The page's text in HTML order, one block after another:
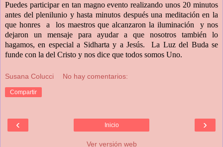
Puedes participar en tan magno evento realizando unos 20 minutos
antes del plenilunio y hasta minutos después una meditación en la
que honres a los maestros que alcanzaron la iluminación y nos
dejaron un mensaje para ayudar a que nosotros también lo
hagamos, en especial a Sidharta y a Jesús. La Luz del Buda se
funde con la del Cristo y nos dice que todos somos Uno.
Susana Colucci No hay comentarios:
Compartir
‹ ›
Inicio
Ver versión web